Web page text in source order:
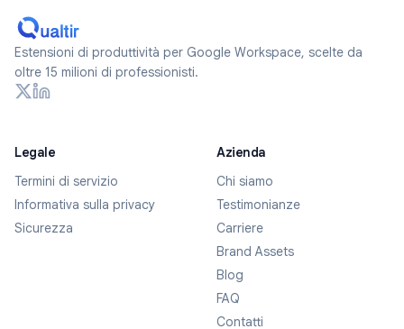
Estensioni di produttività per Google Workspace, scelte da
oltre 15 milioni di professionisti.
Legale
Termini di servizio
Informativa sulla privacy
Sicurezza
Azienda
Chi siamo
Testimonianze
Carriere
Brand Assets
Blog
FAQ
Contatti